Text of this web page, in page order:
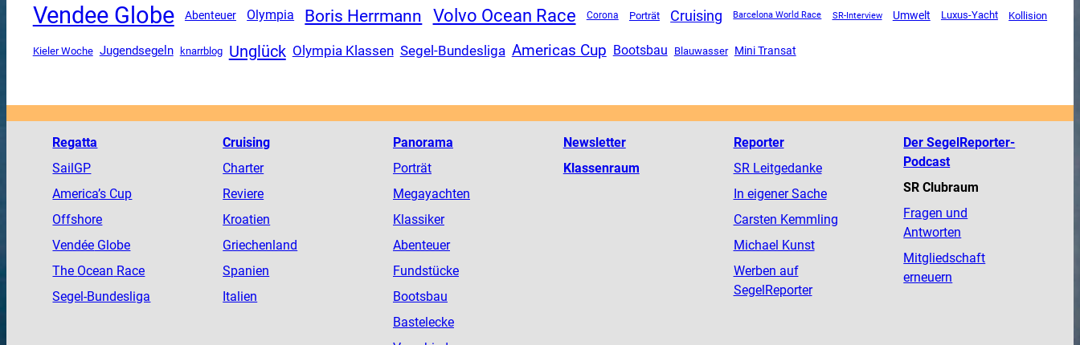
Vendee Globe Abenteuer Olympia Boris Herrmann Volvo Ocean Race Corona Porträt Cruising Barcelona World Race SR-Interview Umwelt Luxus-Yacht Kollision
Kieler Woche Jugendsegeln knarrblog Unglück Olympia Klassen Segel-Bundesliga Americas Cup Bootsbau Blauwasser Mini Transat
Regatta
SailGP
America’s Cup
Offshore
Vendée Globe
The Ocean Race
Segel-Bundesliga
Cruising
Charter
Reviere
Kroatien
Griechenland
Spanien
Italien
Panorama
Porträt
Megayachten
Klassiker
Abenteuer
Fundstücke
Bootsbau
Bastelecke
Newsletter
Klassenraum
Reporter
SR Leitgedanke
In eigener Sache
Carsten Kemmling
Michael Kunst
Werben auf
SegelReporter
Der SegelReporter-
Podcast
SR Clubraum
Fragen und
Antworten
Mitgliedschaft
erneuern